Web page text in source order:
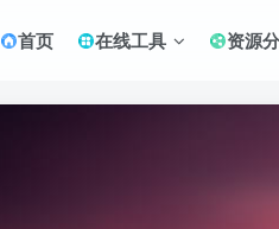
首页 在线工具 资源